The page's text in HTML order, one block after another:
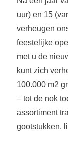
uur) en 15
verheugen
feestelijke
met u de
kunt zich
100.000 m2
– tot de nok
assortiment
gootstukken,